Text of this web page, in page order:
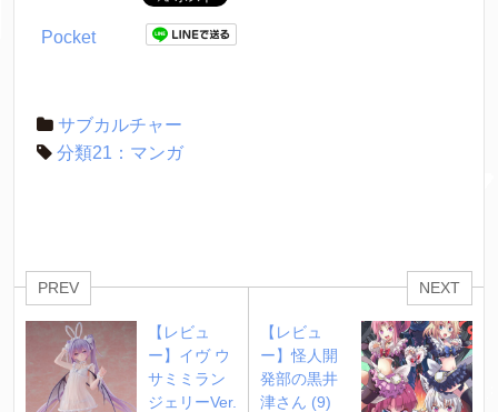
Pocket
サブカルチャー
分類21：マンガ
PREV
【レビュ
ー】イヴ ウ
サミミラン
ジェリーVer.
NEXT
【レビュ
ー】怪人開
発部の黒井
津さん (9)